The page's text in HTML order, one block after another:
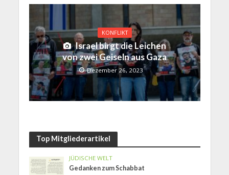
KONFLIKT
Israel birgt die Leichen
von zwei Geiseln aus Gaza
Dezember 26, 2023
Top Mitgliederartikel
JÜDISCHE WELT
Gedanken zum Schabbat